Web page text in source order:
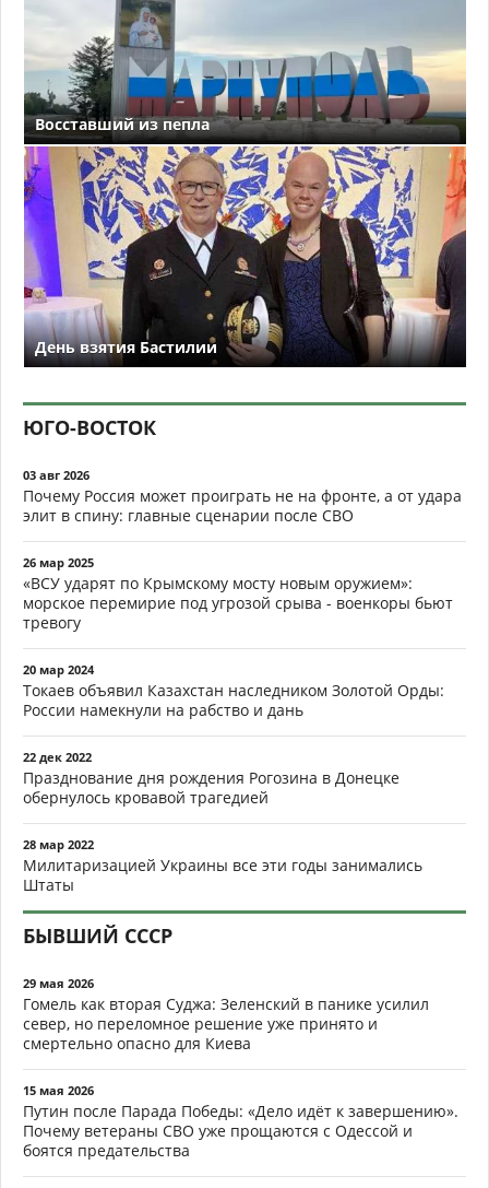
Восставший из пепла
День взятия Бастилии
ЮГО-ВОСТОК
03 авг 2026
Почему Россия может проиграть не на фронте, а от удара
элит в спину: главные сценарии после СВО
26 мар 2025
«ВСУ ударят по Крымскому мосту новым оружием»:
морское перемирие под угрозой срыва - военкоры бьют
тревогу
20 мар 2024
Токаев объявил Казахстан наследником Золотой Орды:
России намекнули на рабство и дань
22 дек 2022
Празднование дня рождения Рогозина в Донецке
обернулось кровавой трагедией
28 мар 2022
Милитаризацией Украины все эти годы занимались
Штаты
БЫВШИЙ СССР
29 мая 2026
Гомель как вторая Суджа: Зеленский в панике усилил
север, но переломное решение уже принято и
смертельно опасно для Киева
15 мая 2026
Путин после Парада Победы: «Дело идёт к завершению».
Почему ветераны СВО уже прощаются с Одессой и
боятся предательства